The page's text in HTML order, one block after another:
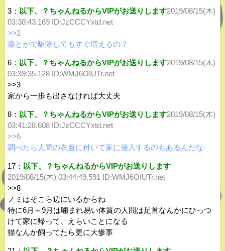
3： 以下、？ちゃんねるからVIPがお送りします2019/08/15(木)
03:38:43.169 ID:JzCCCYxtd.net
>>2
薬とかで駆除してもすぐ増えるの？
6： 以下、？ちゃんねるからVIPがお送りします2019/08/15(木)
03:39:35.128 ID:WMJ6OIUTr.net
>>3
家から一歩も出さなければ大丈夫
8： 以下、？ちゃんねるからVIPがお送りします2019/08/15(木)
03:41:28.608 ID:JzCCCYxtd.net
>>6
調べたら人間の衣服に付いて家に侵入するのもあるんだな
17： 以下、？ちゃんねるからVIPがお送りします
2019/08/15(木) 03:44:49.591 ID:WMJ6OIUTr.net
>>8
ノミはそこら辺にいるからね
特に6月～9月は噛まれ易い体質の人間は足首なんかにひっつ
けて家に帰って、えらいことになる
猫なんか飼ってたら更に大惨事